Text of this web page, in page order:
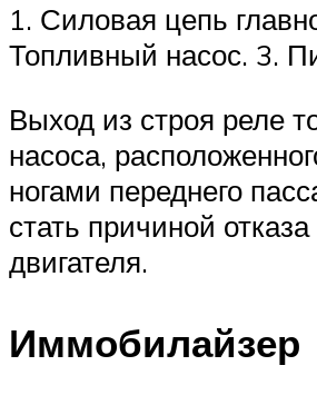
1. Силовая цепь
Топливный насос. 3.
Выход из строя реле
насоса,
ногами переднего
стать причиной отказа
двигателя.
Иммобилайзер